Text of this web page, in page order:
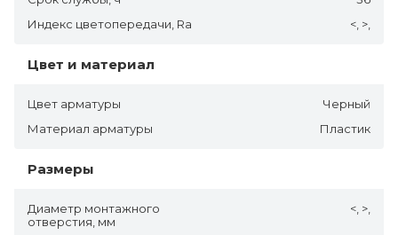
Индекс цветопередачи, Ra
<, >,
Цвет и материал
Цвет арматуры
Черный
Материал арматуры
Пластик
Размеры
Диаметр монтажного
отверстия, мм
<, >,